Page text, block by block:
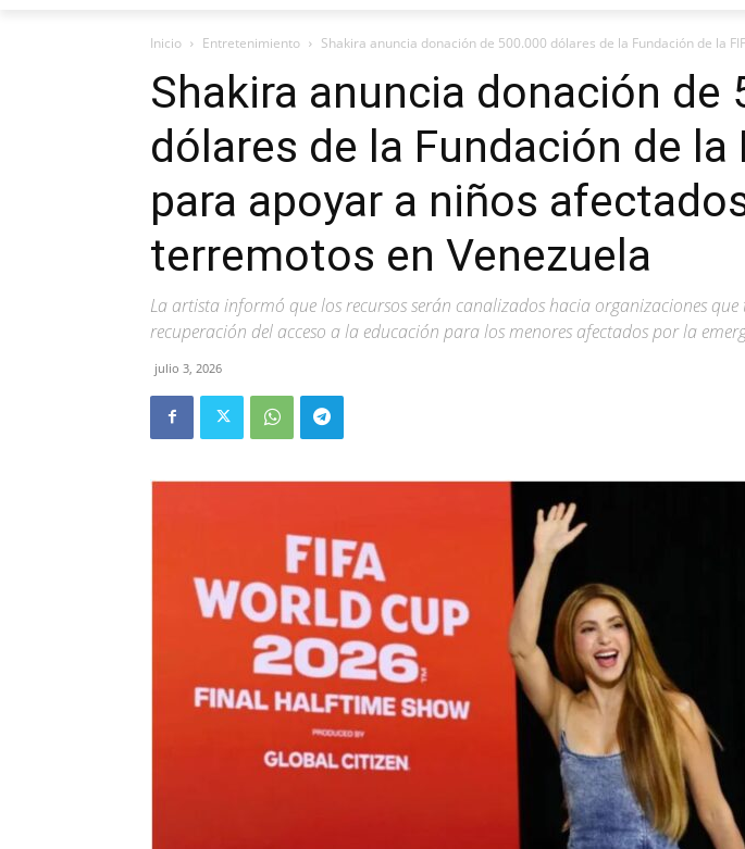
Inicio Entretenimiento Shakira anuncia donación de 500.000 dólares de la Fundación de la
Shakira anuncia donación de
dólares de la Fundación de la
para apoyar a niños
terremotos en Venezuela
La artista informó que los recursos serán canalizados hacia organizaciones
recuperación del acceso a la educación para los menores afectados por la
julio 3, 2026